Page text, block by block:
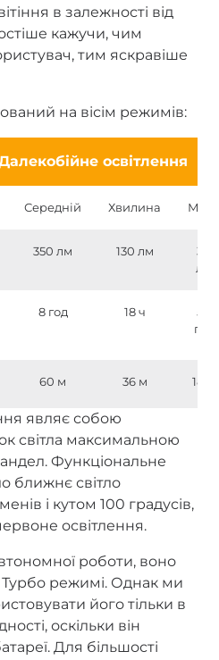
в залежності від
кажучи, чим
тим яскравіше
на вісім режимів:
освітлення
Середній Хвилина Макс
350 лм 130 лм
30
лм
8 год 18 ч
54
год
60 м 36 м 18 м
являє собою
світла максимальною
Функціональне
ближнє світло
і кутом 100 градусів,
освітлення.
роботи, воно
Турбо режимі. Однак ми
його тільки в
оскільки він
Для більшості